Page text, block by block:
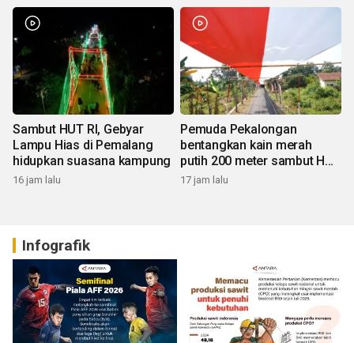
Sambut HUT RI, Gebyar
Lampu Hias di Pemalang
hidupkan suasana kampung
16 jam lalu
Pemuda Pekalongan
bentangkan kain merah
putih 200 meter sambut HUT
RI
17 jam lalu
Infografik